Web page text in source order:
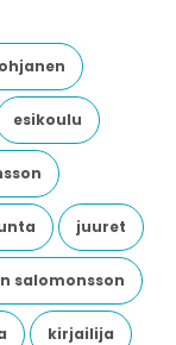
esikoulu
juuret
salomonsson
kirjailija